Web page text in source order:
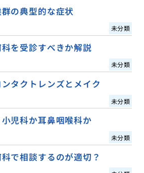
の典型的な症状
未分類
を受診すべきか解説
未分類
タクトレンズとメイク
未分類
児科か耳鼻咽喉科か
未分類
で相談するのが適切？